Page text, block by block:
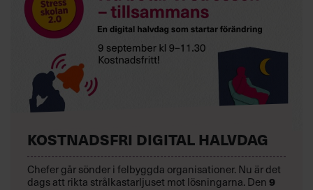
KOSTNADSFRI DIGITAL HALVDAG
Chefer går sönder i felbyggda organisationer. Nu är det
dags att rikta strålkastarljuset mot lösningarna. Den9